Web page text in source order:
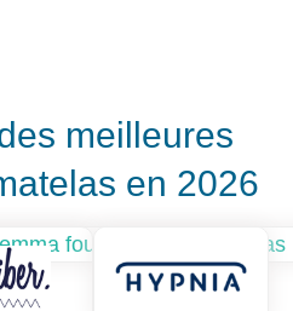
meilleures
en 2026